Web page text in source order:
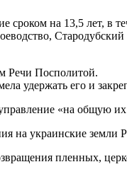
на 13,5 лет, в
Речи Посполитой.
удержать его и
«на общую
на украинские
пленных,